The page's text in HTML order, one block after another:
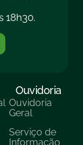
18h30.
Ouvidoria
Ouvidoria
Geral
Serviço de
Informação